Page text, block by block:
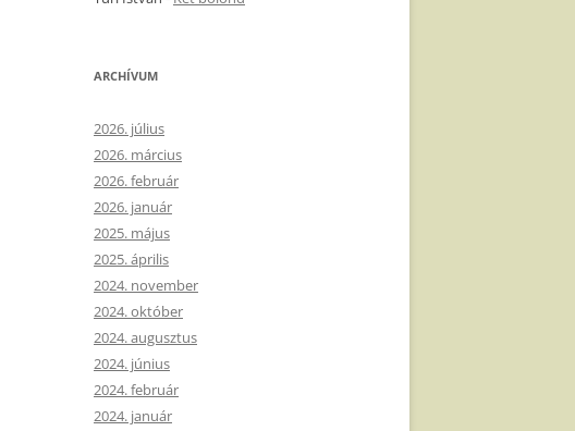
ARCHÍVUM
2026. július
2026. március
2026. február
2026. január
2025. május
2025. április
2024. november
2024. október
2024. augusztus
2024. június
2024. február
2024. január